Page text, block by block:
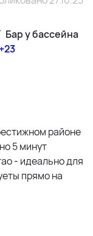
Бар у бассейна
+23
районе
5 минут
- идеально для
прямо на